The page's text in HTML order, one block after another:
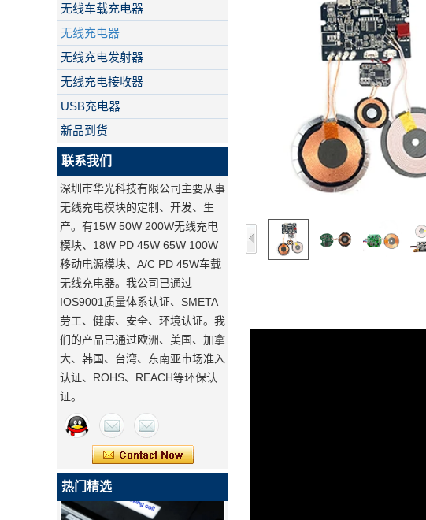
无线车载充电器
无线充电器
无线充电发射器
无线充电接收器
USB充电器
新品到货
联系我们
深圳市华光科技有限公司主要从事
无线充电模块的定制、开发、生
产。有15W 50W 200W无线充电
模块、18W PD 45W 65W 100W
移动电源模块、A/C PD 45W车载
无线充电器。我公司已通过
IOS9001质量体系认证、SMETA
劳工、健康、安全、环境认证。我
们的产品已通过欧洲、美国、加拿
大、韩国、台湾、东南亚市场准入
认证、ROHS、REACH等环保认
证。
热门精选